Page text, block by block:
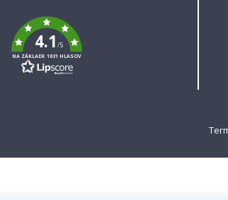
k
4.1/5
NA ZÁKLADE 1031 HLASOV